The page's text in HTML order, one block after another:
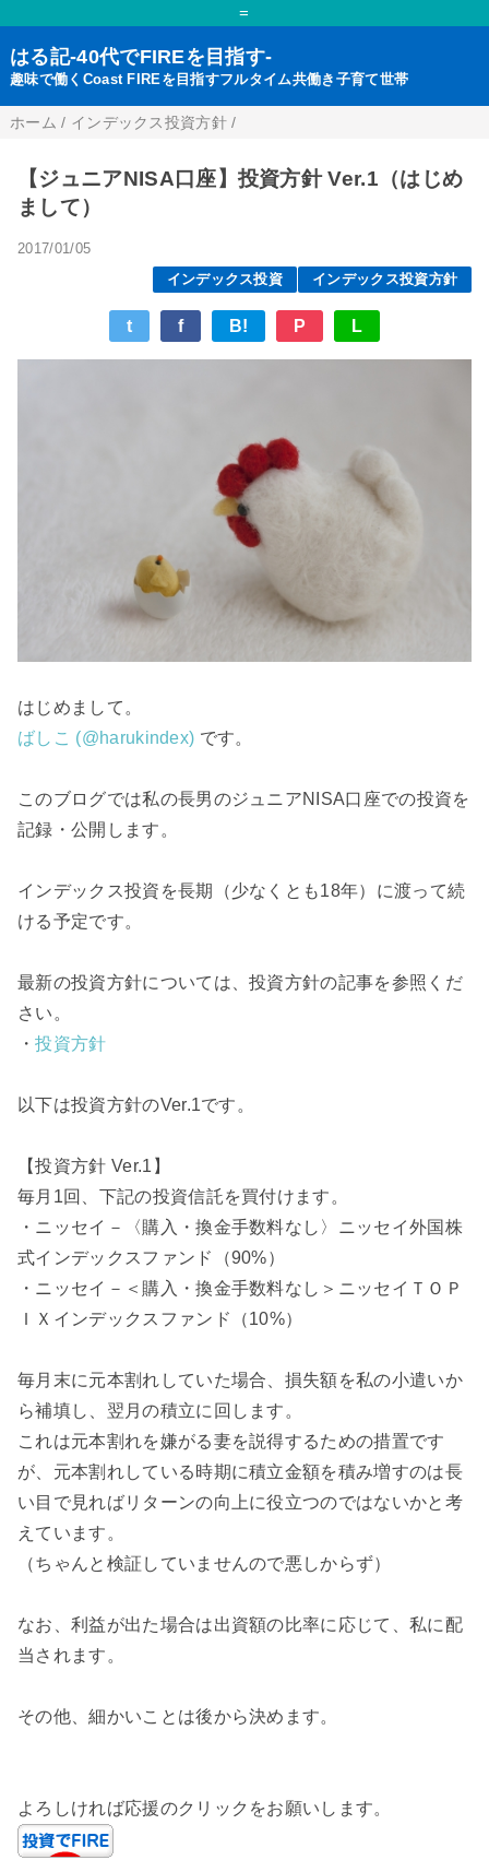
=
はる記-40代でFIREを目指す-
趣味で働くCoast FIREを目指すフルタイム共働き子育て世帯
ホーム / インデックス投資方針 /
【ジュニアNISA口座】投資方針 Ver.1（はじめ
まして）
2017/01/05
インデックス投資
インデックス投資方針
t f B! P L
はじめまして。
ばしこ (@harukindex) です。
このブログでは私の長男のジュニアNISA口座での投資を
記録・公開します。
インデックス投資を長期（少なくとも18年）に渡って続
ける予定です。
最新の投資方針については、投資方針の記事を参照くだ
さい。
・投資方針
以下は投資方針のVer.1です。
【投資方針 Ver.1】
毎月1回、下記の投資信託を買付けます。
・ニッセイ－〈購入・換金手数料なし〉ニッセイ外国株
式インデックスファンド（90%）
・ニッセイ－＜購入・換金手数料なし＞ニッセイＴＯＰ
ＩＸインデックスファンド（10%）
毎月末に元本割れしていた場合、損失額を私の小遣いか
ら補填し、翌月の積立に回します。
これは元本割れを嫌がる妻を説得するための措置です
が、元本割れしている時期に積立金額を積み増すのは長
い目で見ればリターンの向上に役立つのではないかと考
えています。
（ちゃんと検証していませんので悪しからず）
なお、利益が出た場合は出資額の比率に応じて、私に配
当されます。
その他、細かいことは後から決めます。
よろしければ応援のクリックをお願いします。